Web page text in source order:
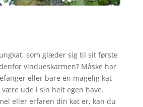
som glæder sig til sit første
vindueskarmen? Måske har
eller bare en magelig kat
være ude i sin helt egen have.
eller erfaren din kat er, kan du